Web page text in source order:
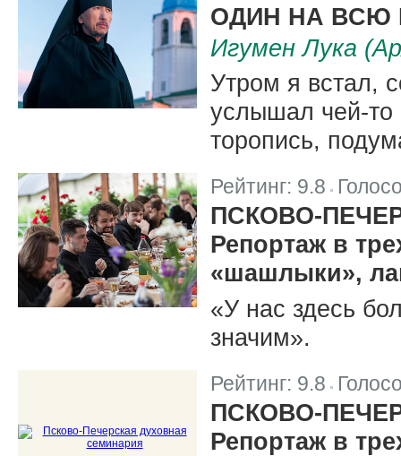
ОДИН НА ВСЮ
Игумен Лука
Утром я встал,
услышал чей-то
торопись,
Рейтинг: 9.8
ПСКОВО-
Репортаж в
«шашлыки»,
«У нас здесь
значим».
Рейтинг: 9.8 |
ПСКОВО-
Репортаж в